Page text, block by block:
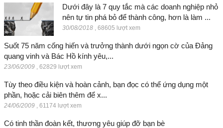
Dưới đây là 7 quy tắc mà các doanh nghiệp nhỏ
nên tự tin phá bỏ để thành công, hơn là làm ...
30/08/2018 68605 lượt xem
Suốt 75 năm cống hiến và trưởng thành dưới ngọn cờ của Đảng
quang vinh và Bác Hồ kính yêu,...
23/06/2009 62829 lượt xem
Tùy theo điều kiện và hoàn cảnh, bạn đọc có thể ứng dụng một
phần, hoặc cải biên thêm để x...
24/06/2009 61174 lượt xem
Có tinh thần đoàn kết, thương yêu giúp đỡ bạn bè